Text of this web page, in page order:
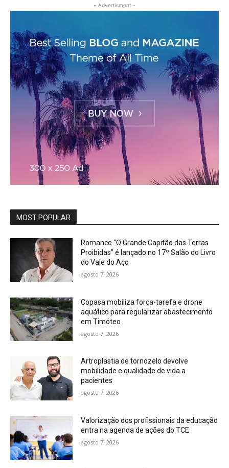
- Advertisment -
MOST POPULAR
Romance “O Grande Capitão das Terras
Proibidas” é lançado no 17º Salão do Livro
do Vale do Aço
agosto 7, 2026
Copasa mobiliza força-tarefa e drone
aquático para regularizar abastecimento
em Timóteo
agosto 7, 2026
Artroplastia de tornozelo devolve
mobilidade e qualidade de vida a
pacientes
agosto 7, 2026
Valorização dos profissionais da educação
entra na agenda de ações do TCE
agosto 7, 2026